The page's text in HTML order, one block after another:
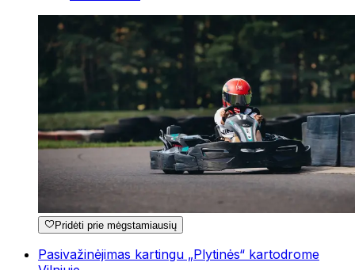
Pridėti prie mėgstamiausių
Pasivažinėjimas kartingu „Plytinės“ kartodrome